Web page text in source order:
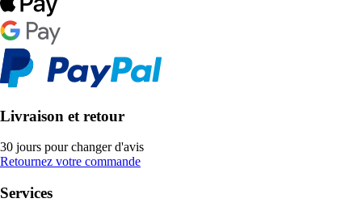
Livraison et retour
30 jours pour changer d'avis
Retournez votre commande
Services